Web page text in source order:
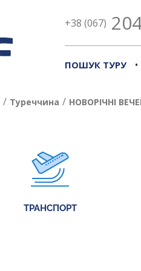
+38 (067)
ПОШУК ТУРУ •
/ Туреччина / НОВОРІЧНІ
ТРАНСПОРТ